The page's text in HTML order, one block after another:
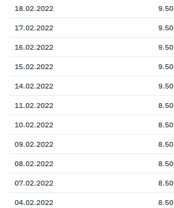
18.02.2022 9.50
17.02.2022 9.50
16.02.2022 9.50
15.02.2022 9.50
14.02.2022 9.50
11.02.2022 8.50
10.02.2022 8.50
09.02.2022 8.50
08.02.2022 8.50
07.02.2022 8.50
04.02.2022 8.50